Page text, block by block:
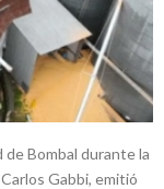
Bombal durante la
Gabbi, emitió